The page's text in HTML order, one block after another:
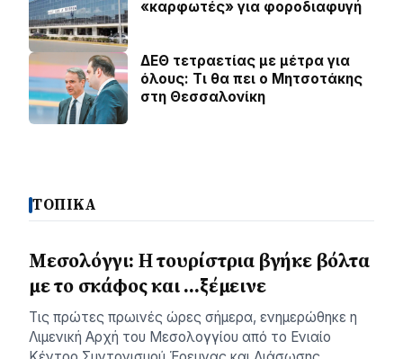
«καρφωτές» για φοροδιαφυγή
ΔΕΘ τετραετίας με μέτρα για
όλους: Τι θα πει ο Μητσοτάκης
στη Θεσσαλονίκη
ΤΟΠΙΚΑ
Μεσολόγγι: Η τουρίστρια βγήκε βόλτα
με το σκάφος και …ξέμεινε
Τις πρώτες πρωινές ώρες σήμερα, ενημερώθηκε η
Λιμενική Αρχή του Μεσολογγίου από το Ενιαίο